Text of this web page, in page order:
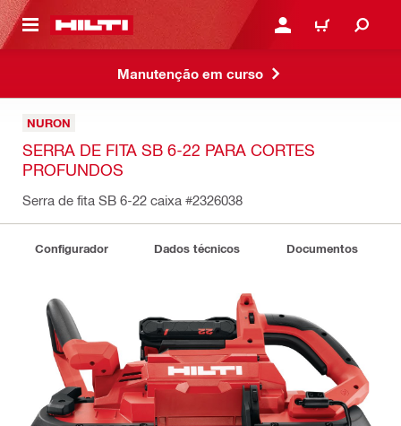
CONTENT ENTRAR OU REGISTAR
CARRINHO
Manutenção em curso
NURON
SERRA DE FITA SB 6-22 PARA CORTES
PROFUNDOS
Serra de fita SB 6-22 caixa #2326038
Configurador Dados técnicos Documentos